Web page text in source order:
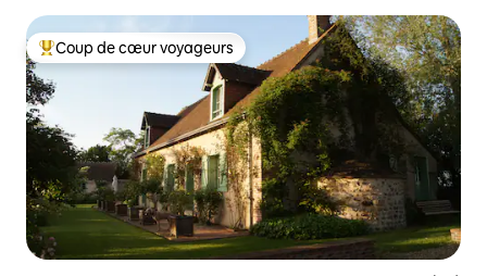
Coups de cœur voyageurs les plus appréciés
Coup de cœur voyageurs